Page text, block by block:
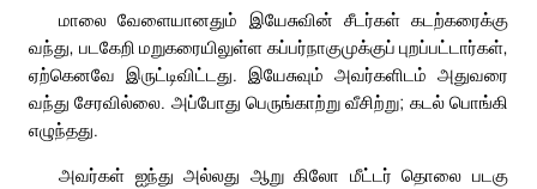
மாலை வேளையானதும் இயேசுவின் சீடர்கள் கடற்கரைக்கு
வந்து, படகேறி மறுகரையிலுள்ள கப்பர்நாகுமுக்குப் புறப்பட்டார்கள்,
ஏற்கெனவே இருட்டிவிட்டது. இயேசுவும் அவர்களிடம் அதுவரை
வந்து சேரவில்லை. அப்போது பெருங்காற்று வீசிற்று; கடல் பொங்கி
எழுந்தது.
அவர்கள் ஐந்து அல்லது ஆறு கிலோ மீட்டர் தொலை படகு